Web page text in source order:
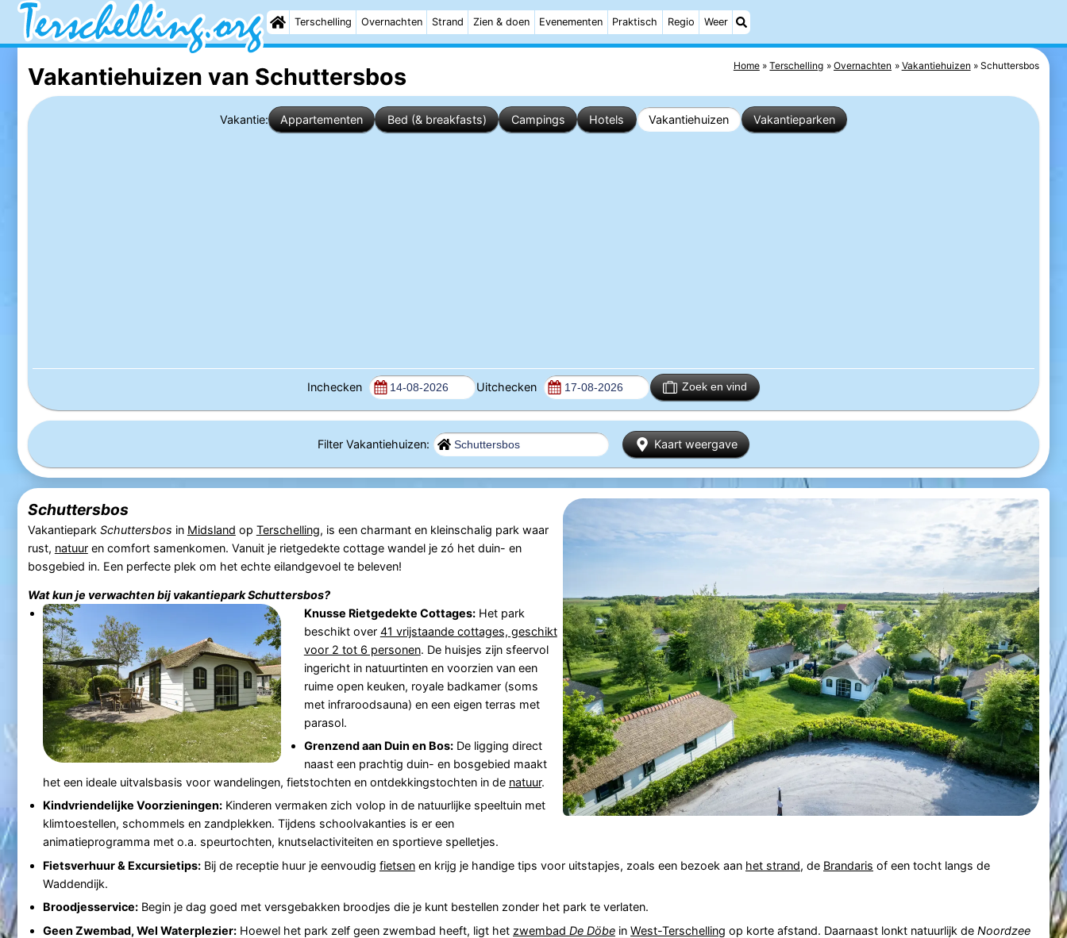
Terschelling Overnachten Strand Zien & doen Evenementen Praktisch Regio Weer
Home Terschelling Overnachten Vakantiehuizen Schuttersbos
Vakantiehuizen van Schuttersbos
Vakantie: Appartementen Bed (& breakfasts) Campings Hotels Vakantiehuizen Vakantieparken
Inchecken Uitchecken Zoek en vind
Filter Vakantiehuizen: Kaart weergave
Schuttersbos
Vakantiepark Schuttersbos in Midsland op Terschelling, is een charmant en kleinschalig park waar
rust, natuuren comfort samenkomen. Vanuit je rietgedekte cottage wandel je zó het duin- en
bosgebied in. Een perfecte plek om het echte eilandgevoel te beleven!
Wat kun je verwachten bij vakantieparkSchuttersbos?
Knusse Rietgedekte Cottages:Het park
beschikt over 41 vrijstaande cottages, geschikt
voor 2 tot 6 personen. De huisjes zijn sfeervol
ingericht in natuurtinten en voorzien van een
ruime open keuken, royale badkamer (soms
met infraroodsauna) en een eigen terras met
parasol.
Grenzend aan Duin en Bos:De ligging direct
naast een prachtig duin- en bosgebied maakt
het een ideale uitvalsbasis voor wandelingen, fietstochten en ontdekkingstochten in de natuur.
Kindvriendelijke Voorzieningen:Kinderen vermaken zich volop in de natuurlijke speeltuin met
klimtoestellen, schommels en zandplekken. Tijdens schoolvakanties is er een
animatieprogramma met o.a. speurtochten, knutselactiviteiten en sportieve spelletjes.
Fietsverhuur & Excursietips:Bij de receptie huur je eenvoudig fietsenen krijg je handige tips voor uitstapjes, zoals een bezoek aan het strand, de Brandaris of een tocht langs de
Waddendijk.
Broodjesservice:Begin je dag goed met versgebakken broodjes die je kunt bestellen zonder het park te verlaten.
Geen Zwembad, Wel Waterplezier:Hoewel het park zelf geen zwembad heeft, ligt het zwembad De Döbein West-Terschelling op korte afstand. Daarnaast lonkt natuurlijk de Noordzee